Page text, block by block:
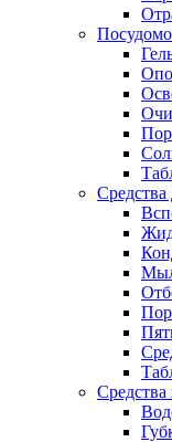
Средства
Средства